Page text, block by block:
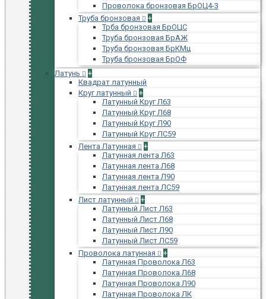
Проволока бронзовая БрОЦ4-3
Труба бронзовая
+
Трба бронзовая БрОЦС
Труба бронзовая БрАЖ
Труба бронзовая БрКМц
Труба бронзовая БрОФ
Латунь
+
Квадрат латунный
Круг латунный
+
Латунный Круг Л63
Латунный Круг Л68
Латунный Круг Л90
Латунный Круг ЛС59
Лента Латунная
+
Латунная лента Л63
Латунная лента Л68
Латунная лента Л90
Латунная лента ЛС59
Лист латунный
+
Латунный Лист Л63
Латунный Лист Л68
Латунный Лист Л90
Латунный Лист ЛС59
Проволока латунная
+
Латунная Проволока Л63
Латунная Проволока Л68
Латунная Проволока Л90
Латунная Проволока ЛК